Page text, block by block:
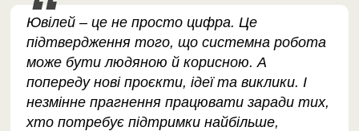
Ювілей – це не просто цифра. Це
підтвердження того, що системна робота
може бути людяною й корисною. А
попереду нові проєкти, ідеї та виклики. І
незмінне прагнення працювати заради тих,
хто потребує підтримки найбільше,